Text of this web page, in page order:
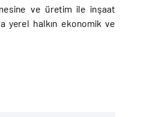
ve üretim ile inşaat
yerel halkın ekonomik ve